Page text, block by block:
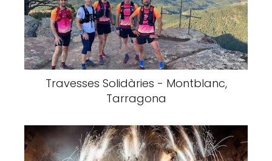
Travesses Solidàries - Montblanc,
Tarragona